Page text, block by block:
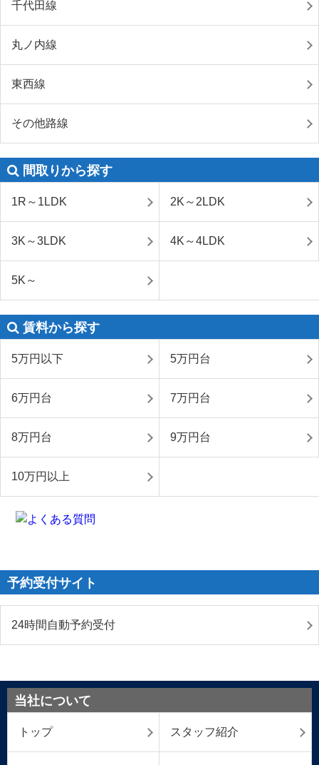
千代田線
丸ノ内線
東西線
その他路線
間取りから探す
1R～1LDK 2K～2LDK
3K～3LDK 4K～4LDK
5K～
賃料から探す
5万円以下 5万円台
6万円台 7万円台
8万円台 9万円台
10万円以上
予約受付サイト
24時間自動予約受付
当社について
トップ スタッフ紹介